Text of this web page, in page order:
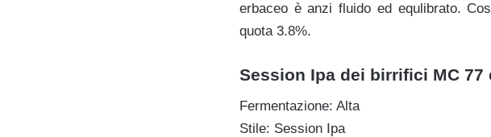
erbaceo è anzi fluido ed equlibrato.
quota 3.8%.
Session Ipa dei birrifici MC 77
Fermentazione: Alta
Stile: Session Ipa